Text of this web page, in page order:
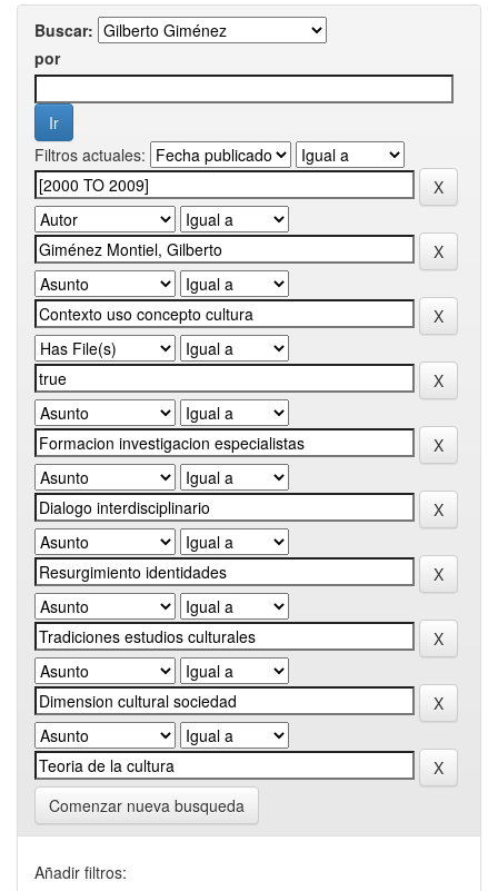
Buscar:
por
Filtros actuales:
Comenzar nueva busqueda
Añadir filtros: